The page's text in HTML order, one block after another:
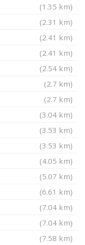
(1.35 km)
(2.31 km)
(2.41 km)
(2.41 km)
(2.54 km)
(2.7 km)
(2.7 km)
(3.04 km)
(3.53 km)
(3.53 km)
(4.05 km)
(5.07 km)
(6.61 km)
(7.04 km)
(7.04 km)
(7.58 km)